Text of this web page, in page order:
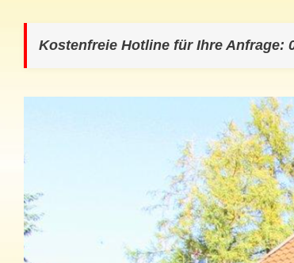
Kostenfreie Hotline für Ihre Anfrage: